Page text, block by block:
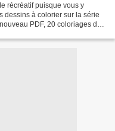
récréatif puisque vous y
dessins à colorier sur la série
PDF, 20 coloriages de